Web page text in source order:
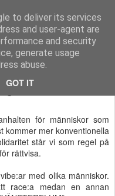
to deliver its services
and user-agent are
and security
generate usage
abuse.
GOT IT
eller ett mindset?
för människor som
kommer mer konventionella
står vi som regel på
rättvisa.
med olika människor.
race:a medan en annan